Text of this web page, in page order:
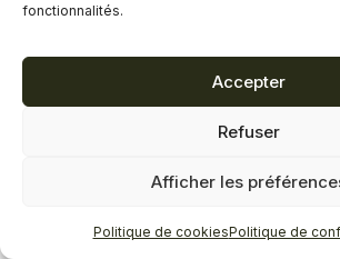
fonctionnalités.
Accepter
Refuser
Afficher les
Politique de cookiesPolitique de